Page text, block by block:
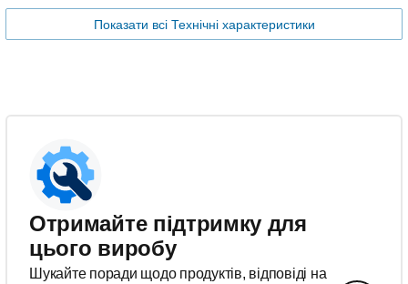
Показати всі Технічні характеристики
Отримайте підтримку для
цього виробу
Шукайте поради щодо продуктів, відповіді на